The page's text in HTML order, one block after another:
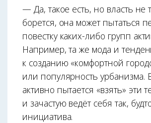
— Да, такое есть, но власть не
борется, она может пытаться
повестку каких-либо групп
Например, та же мода и
к созданию «комфортной
или популярность урбанизма.
активно пытается «взять» эти
и зачастую ведёт себя так,
инициатива.